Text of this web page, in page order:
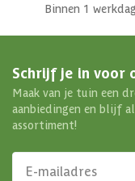
Binnen 1
Schrijf je in voor
Maak van je tuin een
aanbiedingen en blijf
assortiment!